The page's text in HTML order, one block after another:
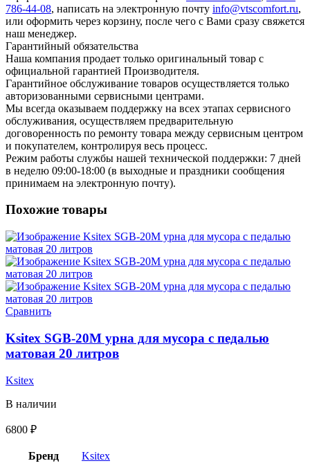
786-44-08, написать на электронную почту info@vtscomfort.ru,
или оформить через корзину, после чего с Вами сразу свяжется
наш менеджер.
Гарантийный обязательства
Наша компания продает только оригинальный товар с
официальной гарантией Производителя.
Гарантийное обслуживание товаров осуществляется только
авторизованными сервисными центрами.
Мы всегда оказываем поддержку на всех этапах сервисного
обслуживания, осуществляем предварительную
договоренность по ремонту товара между сервисным центром
и покупателем, контролируя весь процесс.
Режим работы службы нашей технической поддержки: 7 дней
в неделю 09:00-18:00 (в выходные и праздники сообщения
принимаем на электронную почту).
Похожие товары
Сравнить
Ksitex SGB-20M урна для мусора с педалью
матовая 20 литров
Ksitex
В наличии
6800 ₽
Бренд Ksitex